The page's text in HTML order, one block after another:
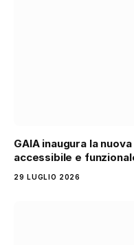
GAIA inaugura la
accessibile e
29 LUGLIO 2026